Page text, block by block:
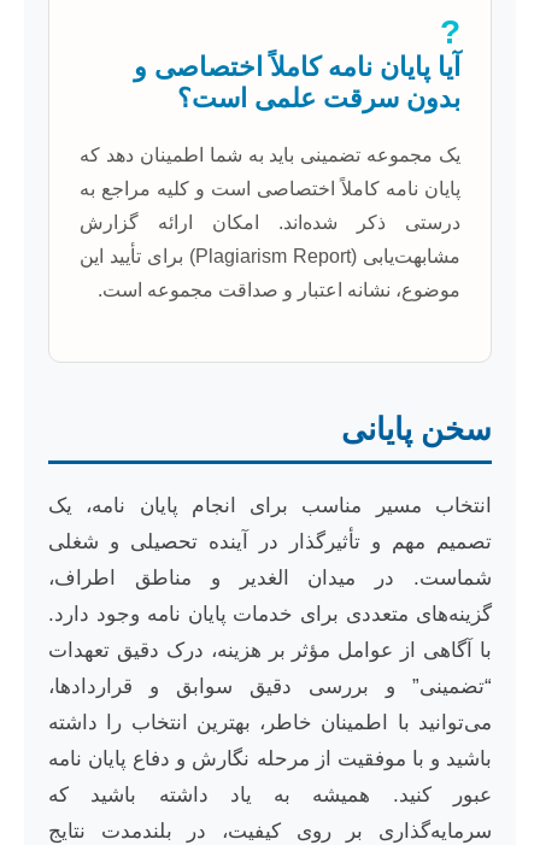
?
آیا پایان نامه کاملاً اختصاصی و
بدون سرقت علمی است؟
یک مجموعه تضمینی باید به شما اطمینان دهد که
پایان نامه کاملاً اختصاصی است و کلیه مراجع به
درستی ذکر شده‌اند. امکان ارائه گزارش
مشابهت‌یابی (Plagiarism Report) برای تأیید این
موضوع، نشانه اعتبار و صداقت مجموعه است.
سخن پایانی
انتخاب مسیر مناسب برای انجام پایان نامه، یک
تصمیم مهم و تأثیرگذار در آینده تحصیلی و شغلی
شماست. در میدان الغدیر و مناطق اطراف،
گزینه‌های متعددی برای خدمات پایان نامه وجود دارد.
با آگاهی از عوامل مؤثر بر هزینه، درک دقیق تعهدات
“تضمینی” و بررسی دقیق سوابق و قراردادها،
می‌توانید با اطمینان خاطر، بهترین انتخاب را داشته
باشید و با موفقیت از مرحله نگارش و دفاع پایان نامه
عبور کنید. همیشه به یاد داشته باشید که
سرمایه‌گذاری بر روی کیفیت، در بلندمدت نتایج